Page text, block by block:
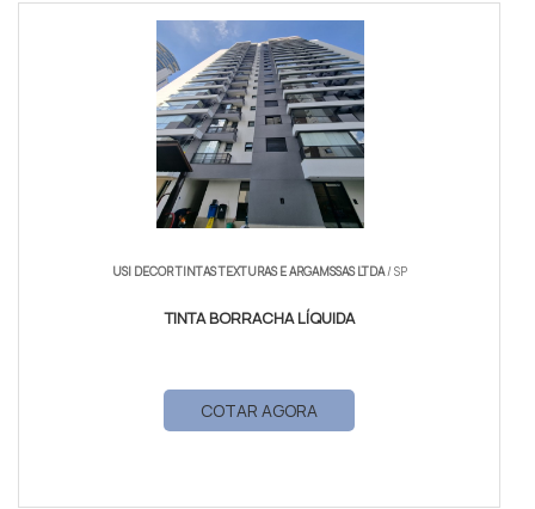
USI DECOR TINTAS TEXTURAS E ARGAMSSAS LTDA/ SP
TINTA BORRACHA LÍQUIDA
COTAR AGORA